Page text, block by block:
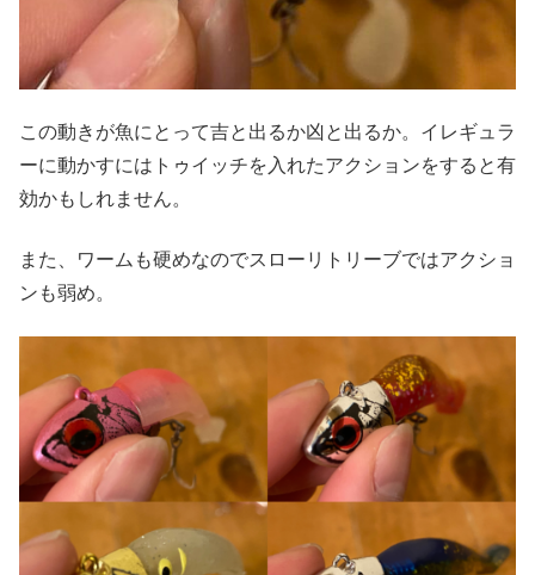
この動きが魚にとって吉と出るか凶と出るか。イレギュラ
ーに動かすにはトゥイッチを入れたアクションをすると有
効かもしれません。
また、ワームも硬めなのでスローリトリーブではアクショ
ンも弱め。